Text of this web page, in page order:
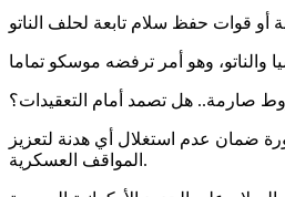
صارمة.. هل تصمد أمام التعقيدات؟
الصراع، لكنه يشدد على ضرورة ضمان عدم استغلال أي هدنة لتعزيز
المواقف العسكرية.